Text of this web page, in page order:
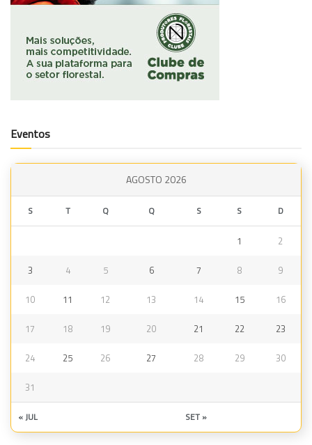
Eventos
AGOSTO 2026
S T Q Q S S D
1 2
3 4 5 6 7 8 9
10 11 12 13 14 15 16
17 18 19 20 21 22 23
24 25 26 27 28 29 30
31
« JUL SET »